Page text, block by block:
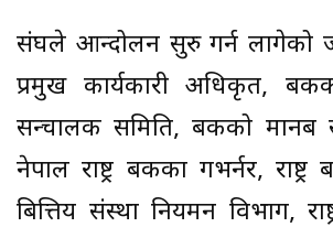
संघले आन्दोलन सुरु गर्न लागेको
प्रमुख कार्यकारी अधिकृत,
सन्चालक समिति, बैंकको मानब
नेपाल राष्ट्र बैंकका गभर्नर,
बित्तिय संस्था नियमन विभाग,